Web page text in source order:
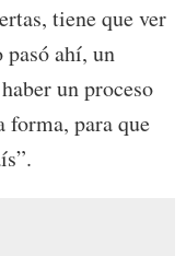
tiene que ver
pasó ahí, un
un proceso
para que